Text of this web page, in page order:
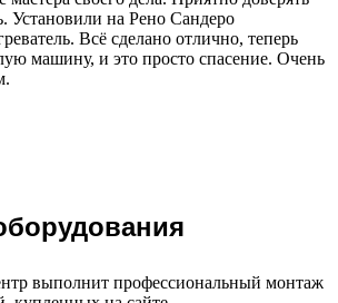
Установили на Рено Сандеро
Всё сделано отлично, теперь
машину, и это просто спасение. Очень
выполнит профессиональный монтаж